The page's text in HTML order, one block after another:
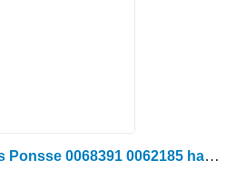
Hidraulinis skirstytuvas Ponsse 0068391 0062185 harvesterio Ponsse Ergo